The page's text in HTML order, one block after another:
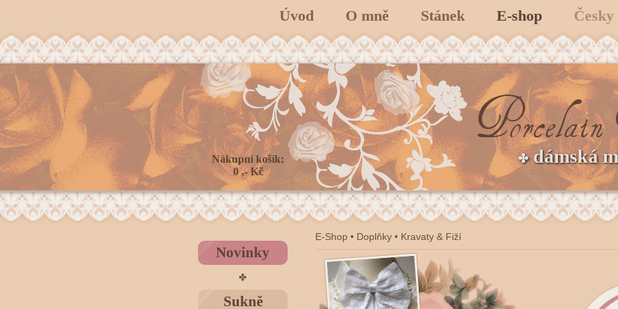
Úvod O mně Stánek E-shop Česky
✤dámská
Nákupní košík:
0 ,- Kč
Novinky
✤
Sukně
E-Shop • Doplňky • Kravaty & Fiží